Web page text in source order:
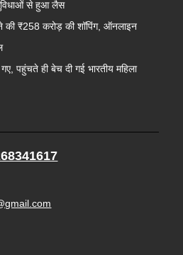
से हुआ लैस
₹258 करोड़ की शॉपिंग, ऑनलाइन
पहुंचते ही बेच दी गई भारतीय महिला